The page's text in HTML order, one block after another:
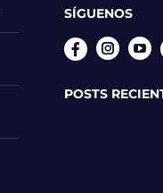
SÍGUENOS
Instagram
POSTS